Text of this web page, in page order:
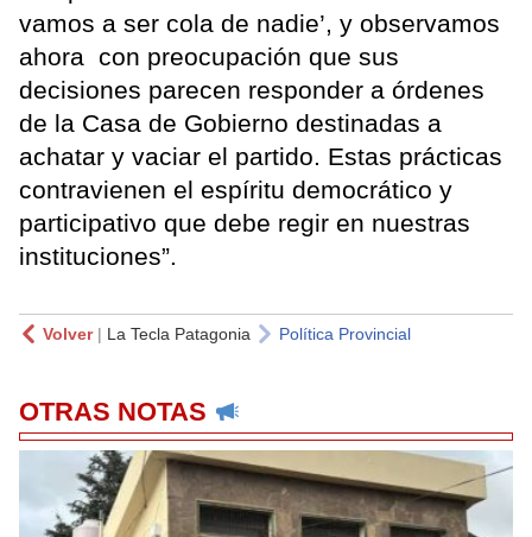
vamos a ser cola de nadie’, y observamos
ahora con preocupación que sus
decisiones parecen responder a órdenes
de la Casa de Gobierno destinadas a
achatar y vaciar el partido. Estas prácticas
contravienen el espíritu democrático y
participativo que debe regir en nuestras
instituciones”.
Volver| La Tecla Patagonia Política Provincial
OTRAS NOTAS